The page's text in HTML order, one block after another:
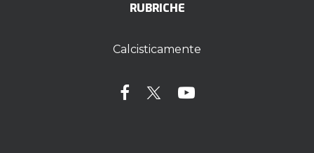
RUBRICHE
Calcisticamente